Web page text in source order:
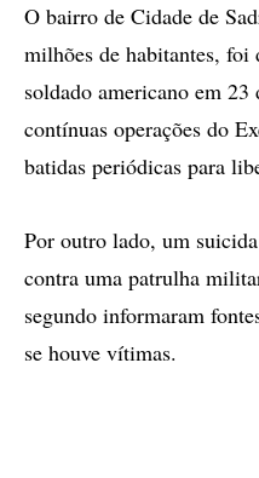
O bairro de Cidade de
milhões de habitantes, foi
soldado americano em
contínuas operações do
batidas periódicas para
Por outro lado, um
contra uma patrulha
segundo informaram
se houve vítimas.